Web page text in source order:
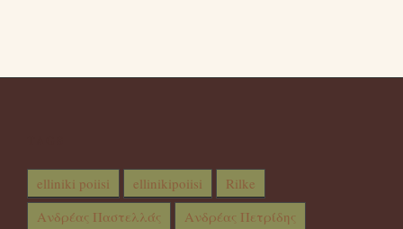
elliniki poiisi ellinikipoiisi
Rilke
Ανδρέας Παστελλάς
Ανδρέας Πετρίδης